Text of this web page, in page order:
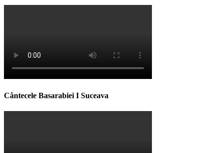
Cântecele Basarabiei I Suceava